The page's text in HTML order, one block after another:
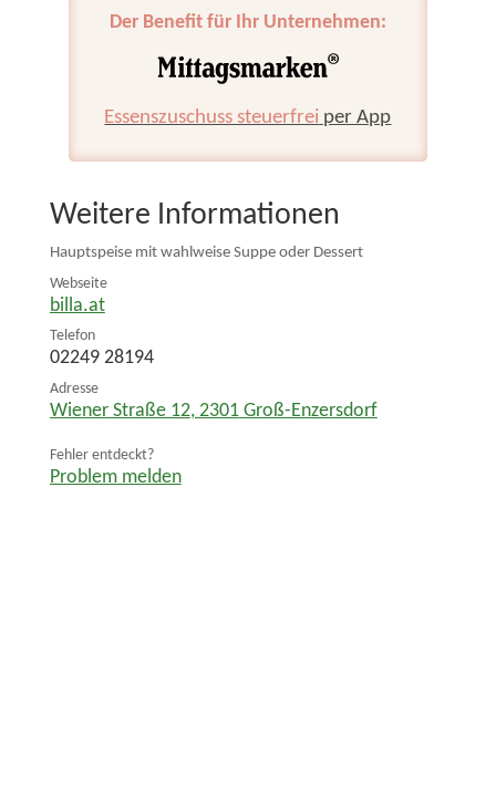
Der Benefit für Ihr Unternehmen:
Essenszuschuss steuerfrei per App
Weitere Informationen
Hauptspeise mit wahlweise Suppe oder Dessert
Webseite
billa.at
Telefon
02249 28194
Adresse
Wiener Straße 12, 2301 Groß-Enzersdorf
Fehler entdeckt?
Problem melden